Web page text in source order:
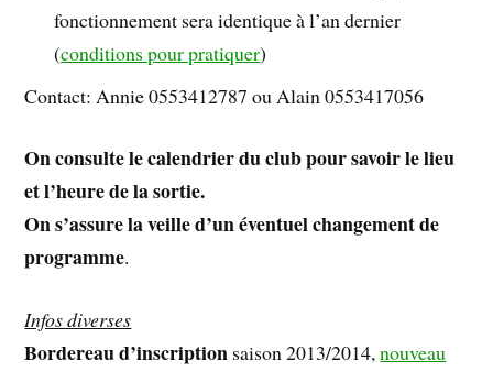
fonctionnement sera identique à l’an dernier
(conditions pour pratiquer)
Contact: Annie 0553412787 ou Alain 0553417056
On consulte le calendrier du club pour savoir le lieu
et l’heure de la sortie.
On s’assure la veille d’un éventuel changement de
programme.
Infos diverses
Bordereau d’inscription saison 2013/2014,nouveau